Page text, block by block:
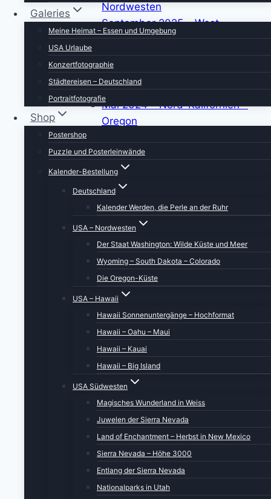
Galeries
Meine Heimat – Essen und Umgebung
USA Urlaube
Konzertfotographie
Städtereisen – Deutschland
Portraitfotografie
Shop
Postershop
Puzzle und Posterleinwände
Kalender-Bestellung
Deutschland
Kalender Werden, die Perle an der Ruhr
USA – Nordwesten
Der Staat Washington: Wilde Küste und Meer
Wyoming – South Dakota – Colorado
Die Oregon-Küste
USA – Hawaii
Hawaii Sonnenuntergänge – Hochformat
Hawaii – Oahu – Maui
Hawaii – Kauai
Hawaii – Big Island
USA Südwesten
Magisches Wunderland in Weiss
Juwelen der Sierra Nevada
Land of Enchantment – Herbst in New Mexico
Sierra Nevada – Höhe 3000
Entlang der Sierra Nevada
Nationalparks in Utah
Nordwesten
September 2025 – West
September 2024 – Kalifornien –
Nevada
Mai 2024 – Nord-Kalifornien –
Oregon
Black Hills
Mai 2023 – Südliches Arizona
September 2022 – Colorado –
New Mexico
Mai 2022 – Kalifornien – Nevada
2010-2019 Festland USA
USA Oktober 2019 –
Nordkalifornien
USA Mai 2019 – Utah, Arizona
USA September 2018 – Sierra
Nevada
USA Mai 2018 – Utah
USA November 2017 – Arizona
USA Mai 2017 – Arizona
USA Oktober 2016 – California –
Nevada
USA August 2015 – Utah
USA Februar 2015 – Oregon
November 2021 – Kanada